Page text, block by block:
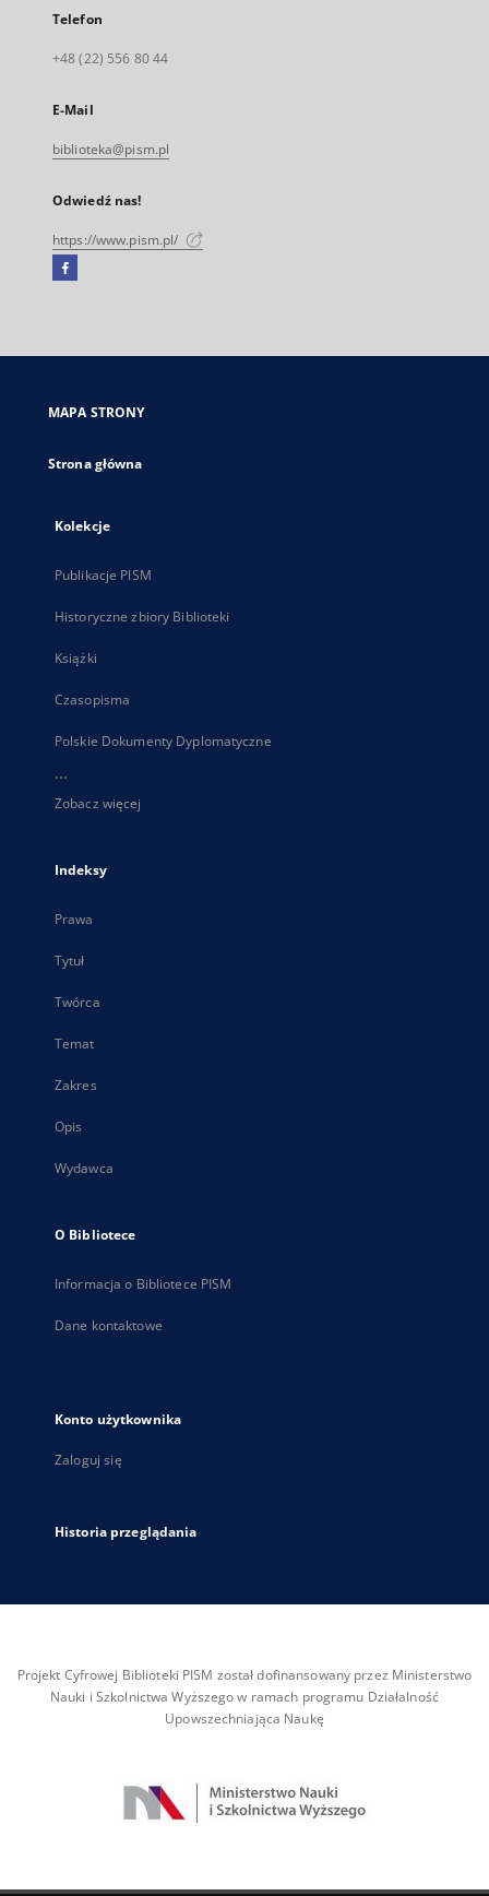
Telefon
+48 (22) 556 80 44
E-Mail
biblioteka@pism.pl
Odwiedź nas!
https://www.pism.pl/
Facebook
się
karcie
MAPA STRONY
Strona główna
Kolekcje
Publikacje PISM
Historyczne zbiory Biblioteki
Książki
Czasopisma
Polskie Dokumenty Dyplomatyczne
...
Zobacz więcej
Indeksy
Prawa
Tytuł
Twórca
Temat
Zakres
Opis
Wydawca
O Bibliotece
Informacja o Bibliotece PISM
Dane kontaktowe
Konto użytkownika
Zaloguj się
Historia przeglądania
Projekt Cyfrowej Biblioteki PISM został dofinansowany przez Ministerstwo
Nauki i Szkolnictwa Wyższego w ramach programu Działalność
Upowszechniająca Naukę